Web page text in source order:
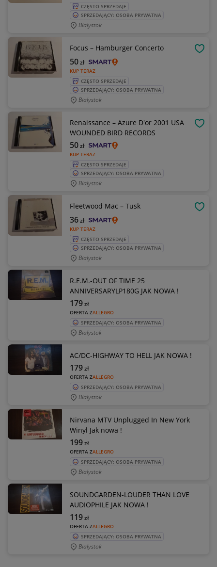
CZĘSTO SPRZEDAJE
SPRZEDAJĄCY: OSOBA PRYWATNA
Białystok
Focus – Hamburger Concerto
KUP TERAZ
50zł
CZĘSTO SPRZEDAJE
SPRZEDAJĄCY: OSOBA PRYWATNA
Białystok
Renaissance – Azure D'or 2001 USA
WOUNDED BIRD RECORDS
KUP TERAZ
50zł
CZĘSTO SPRZEDAJE
SPRZEDAJĄCY: OSOBA PRYWATNA
Białystok
Fleetwood Mac – Tusk
KUP TERAZ
36zł
CZĘSTO SPRZEDAJE
SPRZEDAJĄCY: OSOBA PRYWATNA
Białystok
R.E.M.-OUT OF TIME 25
ANNIVERSARYLP180G JAK NOWA !
OFERTA ZALLEGRO
179zł
SPRZEDAJĄCY: OSOBA PRYWATNA
Białystok
AC/DC-HIGHWAY TO HELL JAK NOWA !
OFERTA ZALLEGRO
179zł
SPRZEDAJĄCY: OSOBA PRYWATNA
Białystok
Nirvana MTV Unplugged In New York
Winyl Jak nowa !
OFERTA ZALLEGRO
199zł
SPRZEDAJĄCY: OSOBA PRYWATNA
Białystok
SOUNDGARDEN-LOUDER THAN LOVE
AUDIOPHILE JAK NOWA !
OFERTA ZALLEGRO
119zł
SPRZEDAJĄCY: OSOBA PRYWATNA
Białystok